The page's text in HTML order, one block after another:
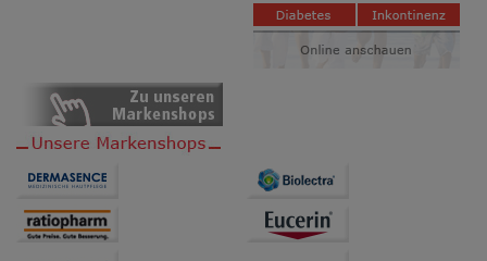
auch auf Ihre Bedürfnisse zugeschrittene Inhalte
anzuzeigen und unser Partnerprogramm zu
Statistik & Tracking:Hierüber lassen sich
Informationen über die Art und Weise der Nutzung
unserer Website sammeln, mit deren Hilfe wir unsere
Website weiter für Sie optimieren können, den Inhalt
Drittseiten möglichst relevant für Sie zu gestalten.
Dritte wie z.B. Google oder soziale Medien
übertragen werden.